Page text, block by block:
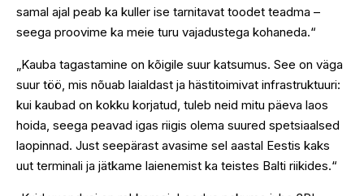
samal ajal peab ka kuller ise tarnitavat toodet teadma –
seega proovime ka meie turu vajadustega kohaneda.“
„Kauba tagastamine on kõigile suur katsumus. See on väga
suur töö, mis nõuab laialdast ja hästitoimivat infrastruktuuri:
kui kaubad on kokku korjatud, tuleb neid mitu päeva laos
hoida, seega peavad igas riigis olema suured spetsiaalsed
laopinnad. Just seepärast avasime sel aastal Eestis kaks
uut terminali ja jätkame laienemist ka teistes Balti riikides.“